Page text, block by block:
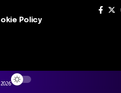
Policy